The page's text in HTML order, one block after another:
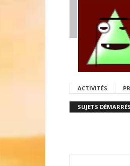
ACTIVITÉS
SUJETS DÉMARRÉS